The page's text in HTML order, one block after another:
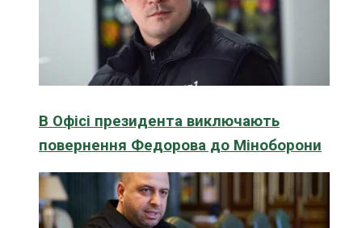
В Офісі президента виключають
повернення Федорова до Міноборони